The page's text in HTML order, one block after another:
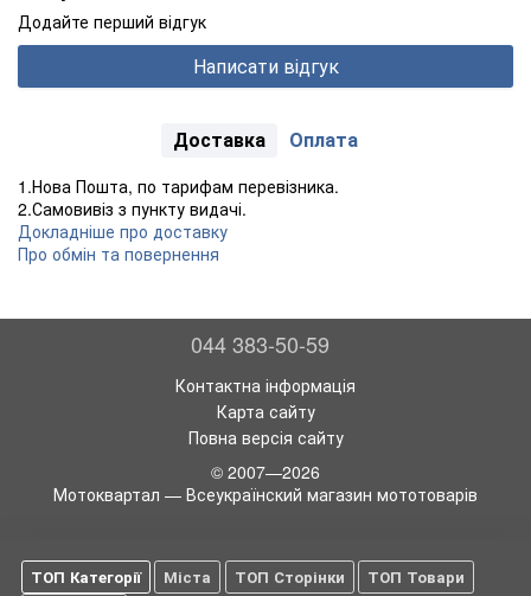
Додайте перший відгук
Написати відгук
Доставка Оплата
1.Нова Пошта, по тарифам перевізника.
2.Самовивіз з пункту видачі.
Докладніше про доставку
Про обмін та повернення
044 383-50-59
Контактна інформація
Карта сайту
Повна версія сайту
© 2007—2026
Мотоквартал — Всеукраїнский магазин мототоварів
ТОП Категорії Міста ТОП Сторінки
ТОП Товари